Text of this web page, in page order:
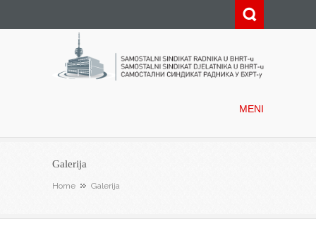
MENI
Galerija
Home Galerija